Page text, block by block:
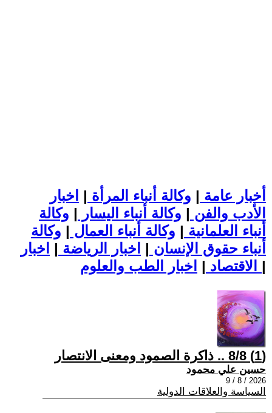
أخبار عامة | وكالة أنباء المرأة | اخبار
الأدب والفن | وكالة أنباء اليسار | وكالة
أنباء العلمانية | وكالة أنباء العمال | وكالة
أنباء حقوق الإنسان | اخبار الرياضة | اخبار
الاقتصاد | |
(1) 8/8 .. ذاكرة الصمود ومعنى الانتصار
حسين علي محمود
2026 / 8 / 9
السياسة والعلاقات الدولية